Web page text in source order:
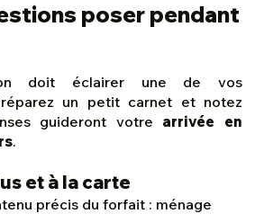
poser pendant
doit éclairer une de vos
un petit carnet et notez
guideront votre arrivée en
.
et à la carte
précis du forfait : ménage